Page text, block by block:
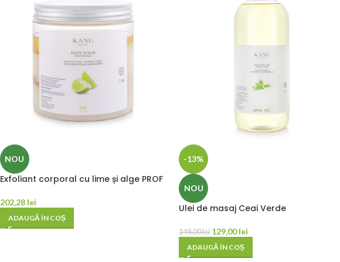
NOU
Exfoliant corporal cu lime și alge PROF
202,28 lei
ADAUGĂ ÎN COȘ
-13%
NOU
Ulei de masaj Ceai Verde
149,00lei 129,00lei
ADAUGĂ ÎN COȘ